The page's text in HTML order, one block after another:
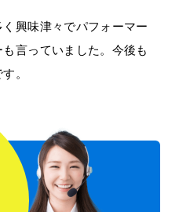
興味津々でパフォーマー
言っていました。今後も
。